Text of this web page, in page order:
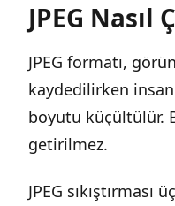
JPEG Nasıl
JPEG formatı,
kaydedilirken
boyutu küçültülür.
getirilmez.
JPEG